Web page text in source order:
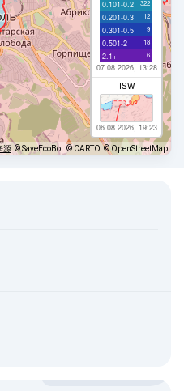
0.101-0.2 322
0.201-0.3 12
0.301-0.5 9
0.501-2 18
2.1+ 6
07.08.2026, 13:28
ISW
06.08.2026, 19:23
源 © SaveEcoBot © CARTO © OpenStreetMap